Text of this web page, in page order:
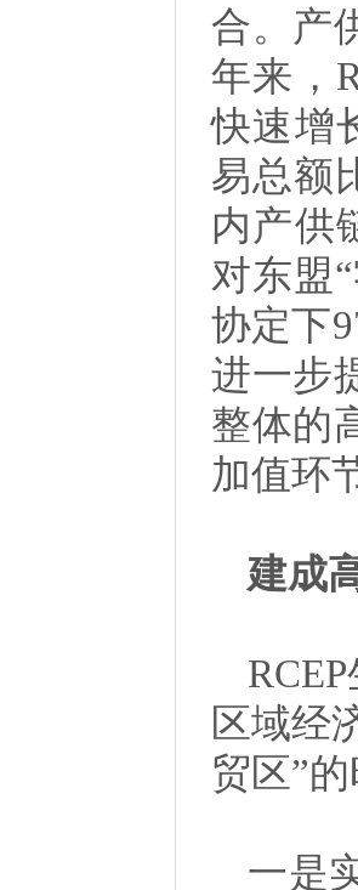
合。产
年来，
快速增
易总额
内产供
对东盟
协定下
进一步
整体的
加值环
建成
区域经
贸区”
一是